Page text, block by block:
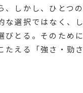
、しかし、ひとつ
な選択ではなく、
びとる。そのため
たえる「強さ・勁